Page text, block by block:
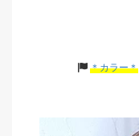
＊カラー＊